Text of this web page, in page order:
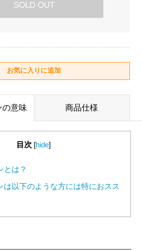
SOLD OUT
の意味 商品仕様
目次 [hide]
とは？
は以下のような方には特におスス